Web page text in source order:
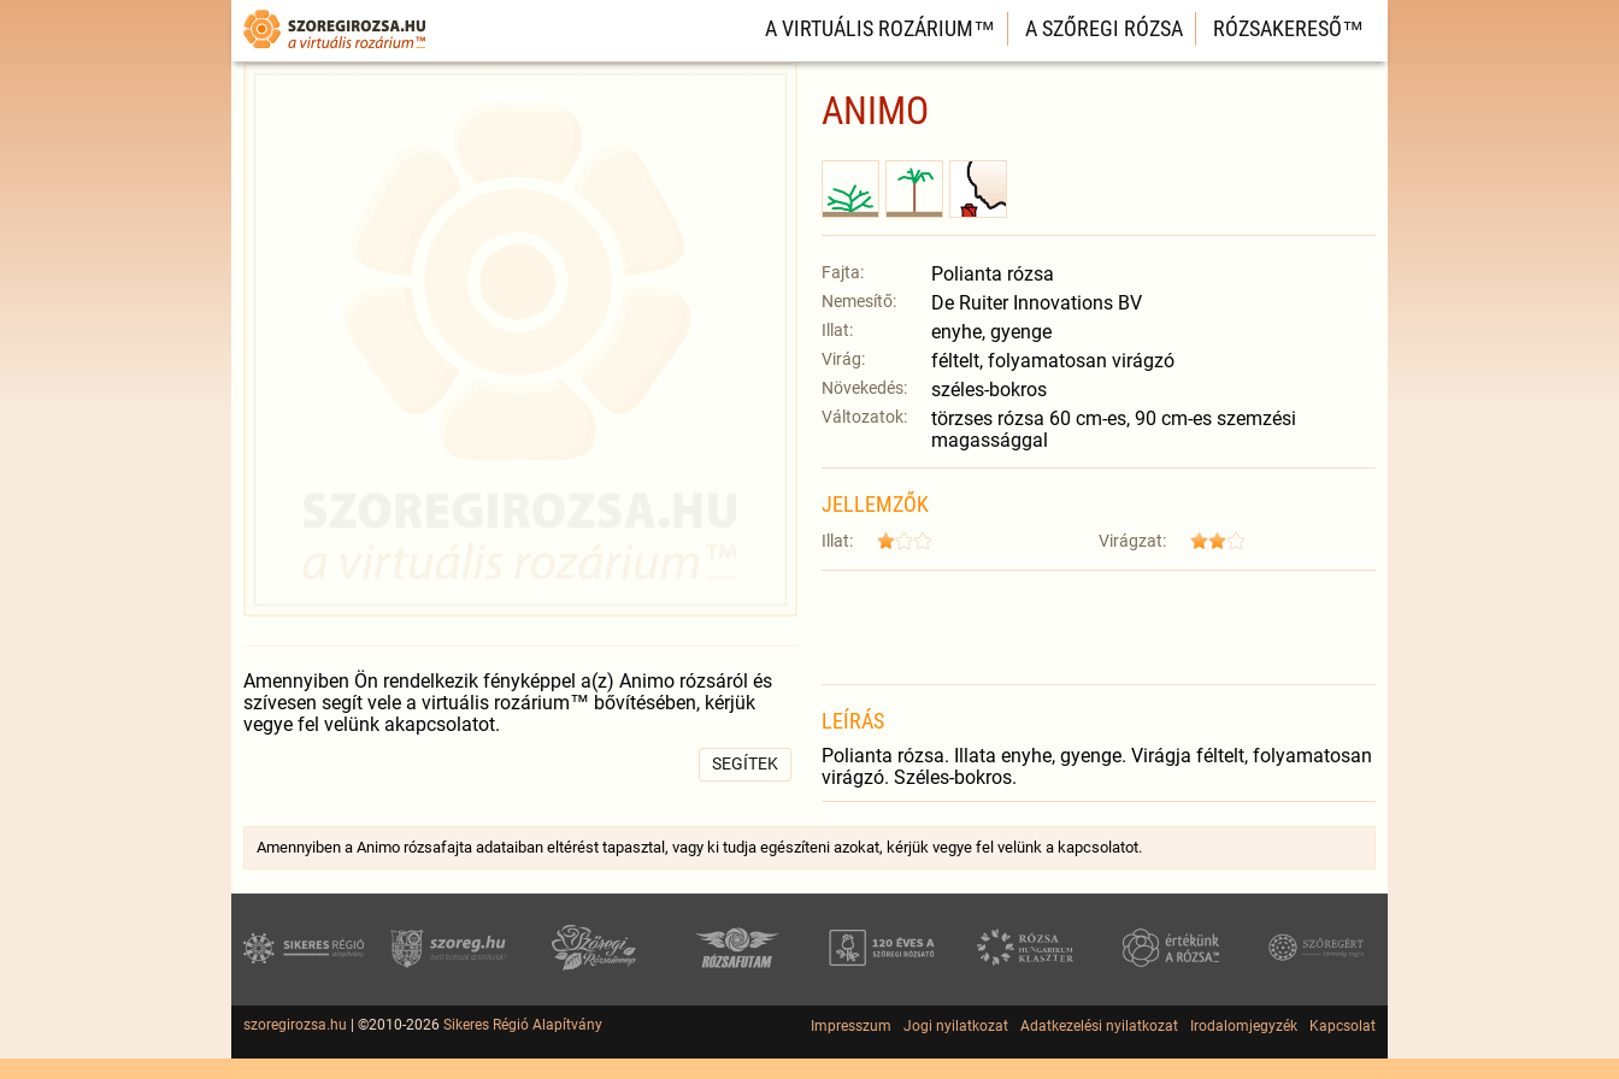
A VIRTUÁLIS ROZÁRIUM™ A SZŐREGI RÓZSA RÓZSAKERESŐ™
Amennyiben Ön rendelkezik fényképpel a(z) Animo rózsáról és
szívesen segít vele a virtuális rozárium™ bővítésében, kérjük
vegye fel velünk akapcsolatot.
SEGÍTEK
ANIMO
Fajta: Polianta rózsa
Nemesítő: De Ruiter Innovations BV
Illat: enyhe, gyenge
Virág: féltelt, folyamatosan virágzó
Növekedés: széles-bokros
Változatok:
törzses rózsa 60 cm-es, 90 cm-es szemzési
magassággal
JELLEMZŐK
Illat: Virágzat:
LEÍRÁS
Polianta rózsa. Illata enyhe, gyenge. Virágja féltelt, folyamatosan
virágzó. Széles-bokros.
Amennyiben a Animo rózsafajta adataiban eltérést tapasztal, vagy ki tudja egészíteni azokat, kérjük vegye fel velünk a kapcsolatot.
szoregirozsa.hu | ©2010-2026 Sikeres Régió Alapítvány Impresszum Jogi nyilatkozat Adatkezelési nyilatkozat Irodalomjegyzék Kapcsolat